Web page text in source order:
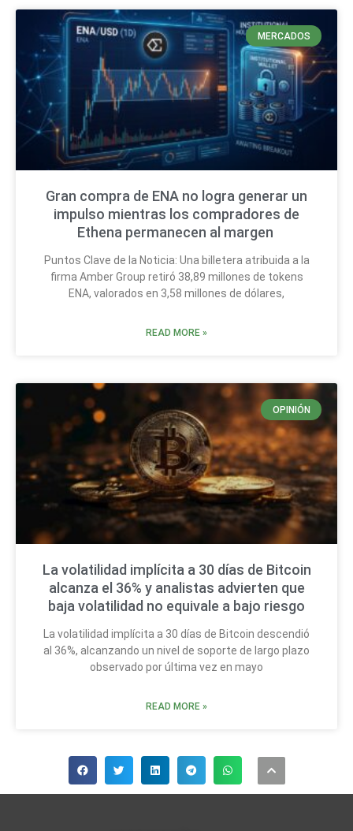
MERCADOS
Gran compra de ENA no logra generar un
impulso mientras los compradores de
Ethena permanecen al margen
Puntos Clave de la Noticia: Una billetera atribuida a la
firma Amber Group retiró 38,89 millones de tokens
ENA, valorados en 3,58 millones de dólares,
READ MORE »
OPINIÓN
La volatilidad implícita a 30 días de Bitcoin
alcanza el 36% y analistas advierten que
baja volatilidad no equivale a bajo riesgo
La volatilidad implícita a 30 días de Bitcoin descendió
al 36%, alcanzando un nivel de soporte de largo plazo
observado por última vez en mayo
READ MORE »